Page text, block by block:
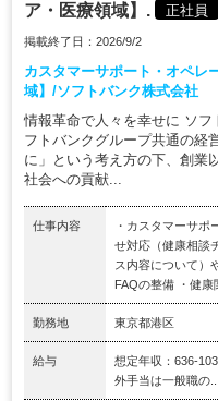
ア・医療領域】.
正社員
掲載終了日：2026/9/2
カスタマーサポート・オペレ
域】/ソフトバンク株式会社
情報革命で人々を幸せに ソ
フトバンクグループ共通の経
に」という考え方の下、創業
社会への貢献...
仕事内容
・カスタマーサポ
せ対応（健康相談
ス内容について）
FAQの整備 ・健康
勤務地 東京都港区
給与
想定年収：636-
外手当は一般職の...